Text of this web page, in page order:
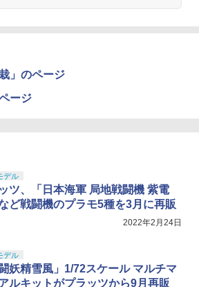
」のページ
ージ
デル
ツ、「日本海軍 局地戦闘機 紫電
ど戦闘機のプラモ5種を3月に再販
2022年2月24日
デル
闘妖精雪風」1/72スケール マルチマ
ルキットがプラッツから9月再販